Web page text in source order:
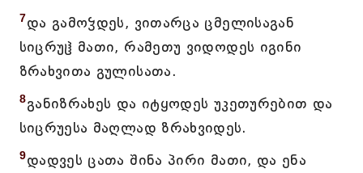
7და გამოჴდეს, ვითარცა ცმელისაგან
სიცრუჱ მათი, რამეთუ ვიდოდეს იგინი
ზრახვითა გულისათა.
8განიზრახეს და იტყოდეს უკეთურებით და
სიცრუესა მაღლად ზრახვიდეს.
9დადვეს ცათა შინა პირი მათი, და ენა